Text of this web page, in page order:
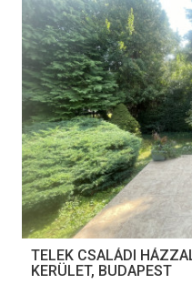
TELEK CSALÁDI
KERÜLET, BUDAPEST